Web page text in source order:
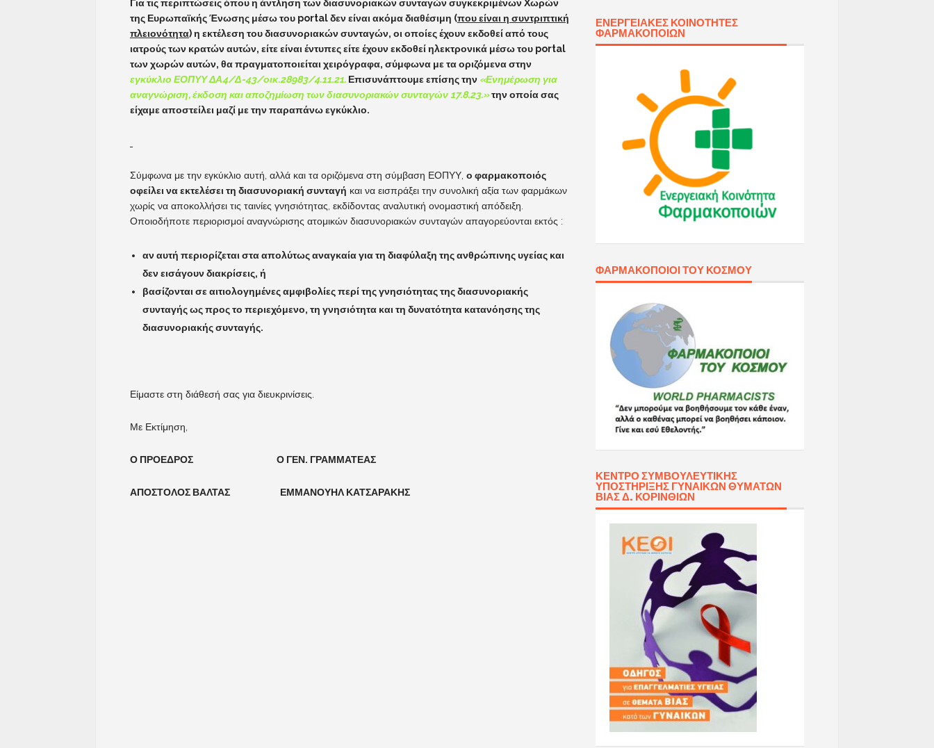
Για τις περιπτώσεις όπου η άντληση των διασυνοριακών συνταγών συγκεκριμένων Χωρών
της Ευρωπαϊκής Ένωσης μέσω του portal δεν είναι ακόμα διαθέσιμη (που είναι η συντριπτική
πλειονότητα) η εκτέλεση του διασυνοριακών συνταγών, οι οποίες έχουν εκδοθεί από τους
ιατρούς των κρατών αυτών, είτε είναι έντυπες είτε έχουν εκδοθεί ηλεκτρονικά μέσω του portal
των χωρών αυτών, θα πραγματοποιείται χειρόγραφα, σύμφωνα με τα οριζόμενα στην
εγκύκλιο ΕΟΠΥΥ ΔΑ4/Δ-43/οικ.28983/4.11.21. Επισυνάπτουμε επίσης την «Ενημέρωση για
αναγνώριση, έκδοση και αποζημίωση των διασυνοριακών συνταγών 17.8.23.»την οποία σας
είχαμε αποστείλει μαζί με την παραπάνω εγκύκλιο.
Σύμφωνα με την εγκύκλιο αυτή, αλλά και τα οριζόμενα στη σύμβαση ΕΟΠΥΥ, ο φαρμακοποιός
οφείλει να εκτελέσει τη διασυνοριακή συνταγή και να εισπράξει την συνολική αξία των φαρμάκων
χωρίς να αποκολλήσει τις ταινίες γνησιότητας, εκδίδοντας αναλυτική ονομαστική απόδειξη.
Οποιοδήποτε περιορισμοί αναγνώρισης ατομικών διασυνοριακών συνταγών απαγορεύονται εκτός :
αν αυτή περιορίζεται στα απολύτως αναγκαία για τη διαφύλαξη της ανθρώπινης υγείας και
δεν εισάγουν διακρίσεις, ή
βασίζονται σε αιτιολογημένες αμφιβολίες περί της γνησιότητας της διασυνοριακής
συνταγής ως προς το περιεχόμενο, τη γνησιότητα και τη δυνατότητα κατανόησης της
διασυνοριακής συνταγής.
Είμαστε στη διάθεσή σας για διευκρινίσεις.
Με Εκτίμηση,
Ο ΠΡΟΕΔΡΟΣ Ο ΓΕΝ. ΓΡΑΜΜΑΤΕΑΣ
ΑΠΟΣΤΟΛΟΣ ΒΑΛΤΑΣ ΕΜΜΑΝΟΥΗΛ ΚΑΤΣΑΡΑΚΗΣ
ΕΝΕΡΓΕΙΑΚΈΣ ΚΟΙΝΌΤΗΤΕΣ
ΦΑΡΜΑΚΟΠΟΙΏΝ
ΦΑΡΜΑΚΟΠΟΙΟΊ ΤΟΥ ΚΌΣΜΟΥ
ΚΈΝΤΡΟ ΣΥΜΒΟΥΛΕΥΤΙΚΉΣ
ΥΠΟΣΤΉΡΙΞΗΣ ΓΥΝΑΙΚΏΝ ΘΥΜΆΤΩΝ
ΒΊΑΣ Δ. ΚΟΡΙΝΘΊΩΝ